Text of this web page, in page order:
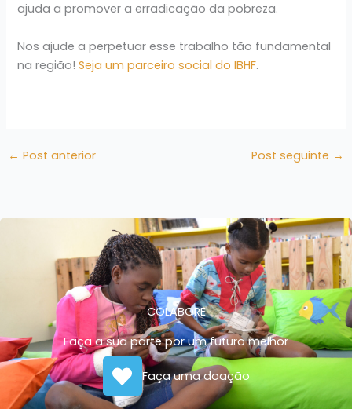
ajuda a promover a erradicação da pobreza.
Nos ajude a perpetuar esse trabalho tão fundamental
na região!Seja um parceiro social do IBHF.
← Post anterior Post seguinte →
COLABORE
Faça a sua parte por um futuro melhor
Faça uma doação